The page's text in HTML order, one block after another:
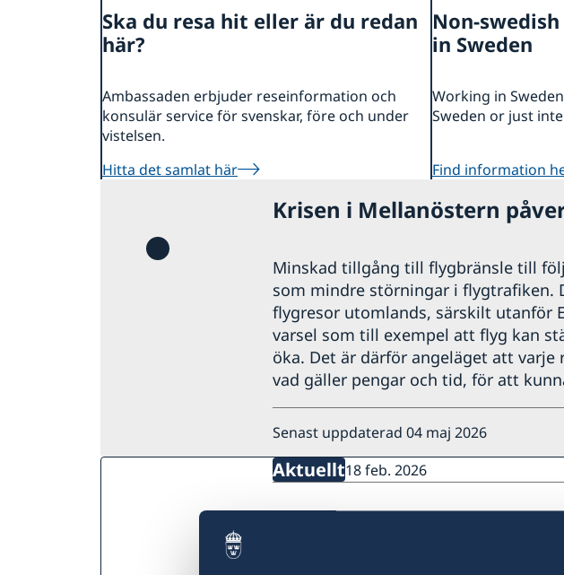
Så kan du få stöd
Svenska företag i Elfenbenskusten
Ska du resa hit eller är du redan
här?
Ambassaden erbjuder reseinformation och
konsulär service för svenskar, före och under
vistelsen.
Hitta det samlat här
Non-
in Sweden
Working in
Sweden or just
Find information
Krisen i Mellanöstern
Minskad tillgång till flygbränsle till
som mindre störningar i flygtrafiken.
flygresor utomlands, särskilt utanför
varsel som till exempel att flyg kan
öka. Det är därför angeläget att varje
vad gäller pengar och tid, för att
Senast uppdaterad 04 maj 2026
Aktuellt18 feb. 2026